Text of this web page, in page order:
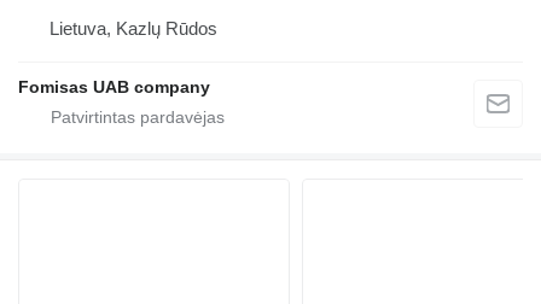
Lietuva, Kazlų Rūdos
Fomisas UAB company